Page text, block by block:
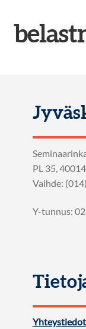
PL 35,
Vaihde:
Y-tunnus:
Yhteystiedot